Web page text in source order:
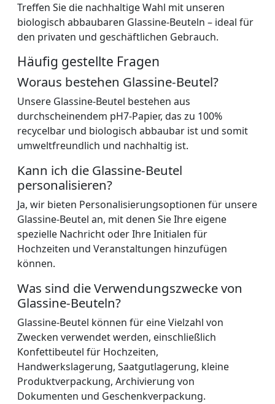
Treffen Sie die nachhaltige Wahl mit unseren
biologisch abbaubaren Glassine-Beuteln – ideal für
den privaten und geschäftlichen Gebrauch.
Häufig gestellte Fragen
Woraus bestehen Glassine-Beutel?
Unsere Glassine-Beutel bestehen aus
durchscheinendem pH7-Papier, das zu 100%
recycelbar und biologisch abbaubar ist und somit
umweltfreundlich und nachhaltig ist.
Kann ich die Glassine-Beutel
personalisieren?
Ja, wir bieten Personalisierungsoptionen für unsere
Glassine-Beutel an, mit denen Sie Ihre eigene
spezielle Nachricht oder Ihre Initialen für
Hochzeiten und Veranstaltungen hinzufügen
können.
Was sind die Verwendungszwecke von
Glassine-Beuteln?
Glassine-Beutel können für eine Vielzahl von
Zwecken verwendet werden, einschließlich
Konfettibeutel für Hochzeiten,
Handwerkslagerung, Saatgutlagerung, kleine
Produktverpackung, Archivierung von
Dokumenten und Geschenkverpackung.